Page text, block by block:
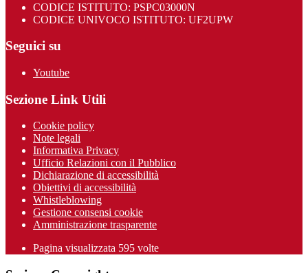
CODICE ISTITUTO: PSPC03000N
CODICE UNIVOCO ISTITUTO: UF2UPW
Seguici su
Youtube
Sezione Link Utili
Cookie policy
Note legali
Informativa Privacy
Ufficio Relazioni con il Pubblico
Dichiarazione di accessibilità
Obiettivi di accessibilità
Whistleblowing
Gestione consensi cookie
Amministrazione trasparente
Pagina visualizzata 595 volte